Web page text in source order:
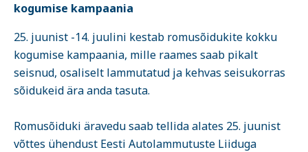
kogumise kampaania
25. juunist -14. juulini kestab romusõidukite kokku
kogumise kampaania, mille raames saab pikalt
seisnud, osaliselt lammutatud ja kehvas seisukorras
sõidukeid ära anda tasuta.
Romusõiduki äravedu saab tellida alates 25. juunist
võttes ühendust Eesti Autolammutuste Liiduga